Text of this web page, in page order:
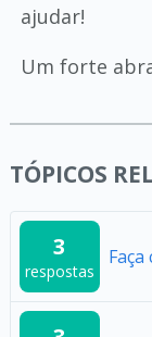
ajudar!
Um forte
TÓPICOS
3
respostas